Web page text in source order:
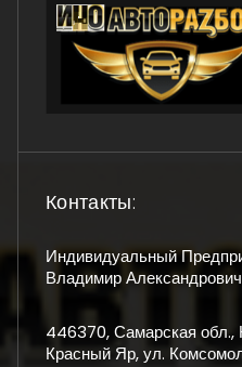
Контакты:
Индивидуальный
Владимир Александрович
446370, Самарская обл.,
Красный Яр, ул.